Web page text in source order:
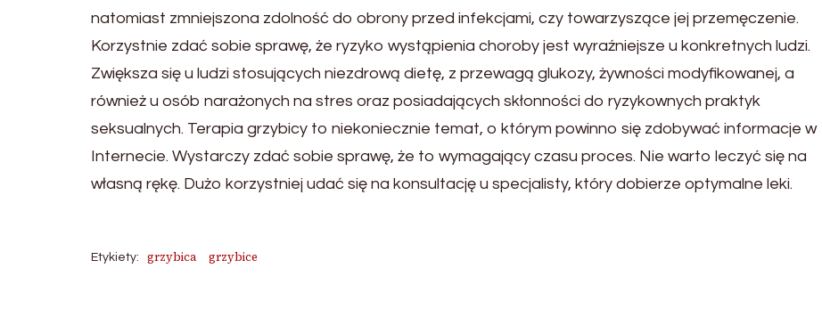
natomiast zmniejszona zdolność do obrony przed infekcjami, czy towarzyszące jej przemęczenie.
Korzystnie zdać sobie sprawę, że ryzyko wystąpienia choroby jest wyraźniejsze u konkretnych ludzi.
Zwiększa się u ludzi stosujących niezdrową dietę, z przewagą glukozy, żywności modyfikowanej, a
również u osób narażonych na stres oraz posiadających skłonności do ryzykownych praktyk
seksualnych. Terapia grzybicy to niekoniecznie temat, o którym powinno się zdobywać informacje w
Internecie. Wystarczy zdać sobie sprawę, że to wymagający czasu proces. Nie warto leczyć się na
własną rękę. Dużo korzystniej udać się na konsultację u specjalisty, który dobierze optymalne leki.
Etykiety: grzybica grzybice